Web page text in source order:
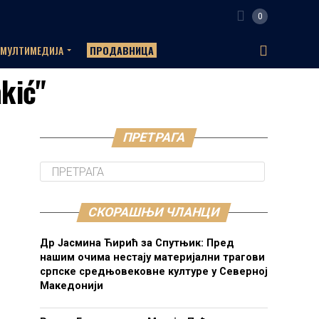
0
МУЛТИМЕДИЈА ПРОДАВНИЦА
ПРЕТРАГА
СКОРАШЊИ ЧЛАНЦИ
Др Јасмина Ћирић за Спутњик: Пред
нашим очима нестају материјални трагови
српске средњовековне културе у Северној
Македонији